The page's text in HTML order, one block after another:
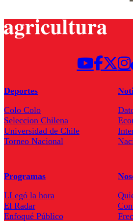
Deportes
Colo Colo
Seleccion Chilena
Universidad de Chile
Torneo Nacional
Programas
LLegó la hora
El Radar
Enfoqué Público